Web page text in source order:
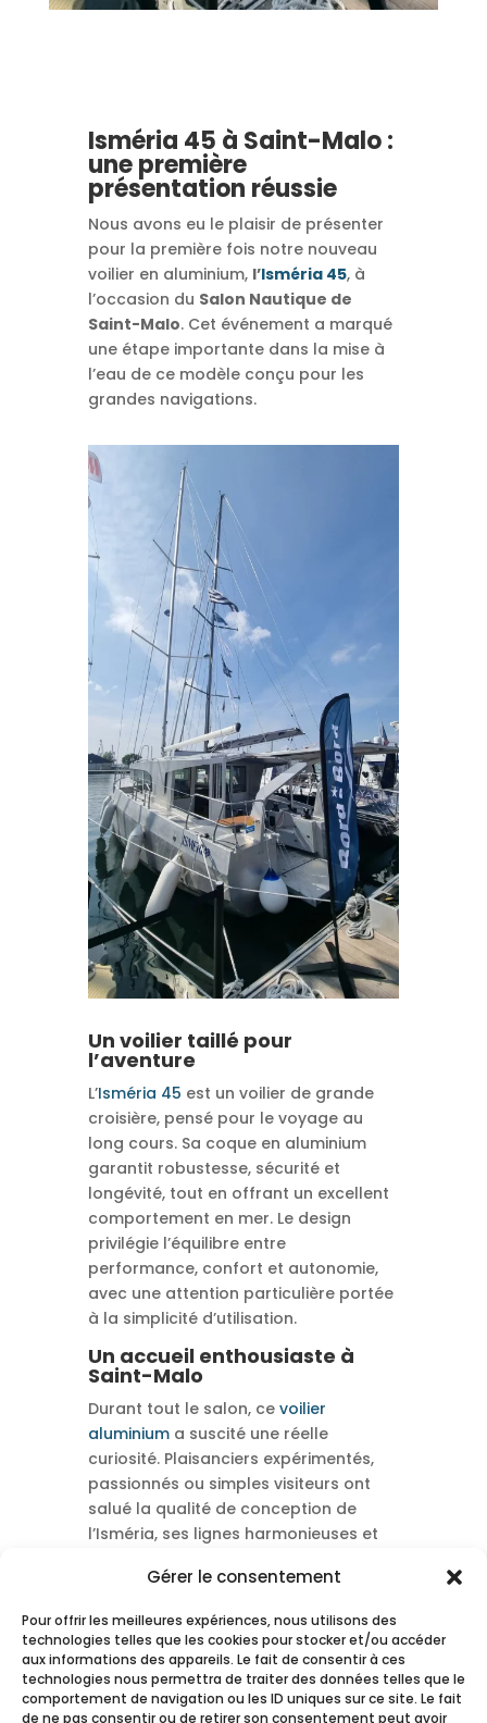
Gérer le consentement
Pour offrir les meilleures expériences, nous utilisons des
technologies telles que les cookies pour stocker et/ou accéder
aux informations des appareils. Le fait de consentir à ces
technologies nous permettra de traiter des données telles que le
comportement de navigation ou les ID uniques sur ce site. Le fait
de ne pas consentir ou de retirer son consentement peut avoir
Isméria 45 à Saint-Malo :
une première
présentation réussie
Nous avons eu le plaisir de présenter
pour la première fois notre nouveau
voilier en aluminium, l’Isméria 45, à
l’occasion du Salon Nautique de
Saint-Malo. Cet événement a marqué
une étape importante dans la mise à
l’eau de ce modèle conçu pour les
grandes navigations.
Un voilier taillé pour
l’aventure
L’Isméria 45 est un voilier de grande
croisière, pensé pour le voyage au
long cours. Sa coque en aluminium
garantit robustesse, sécurité et
longévité, tout en offrant un excellent
comportement en mer. Le design
privilégie l’équilibre entre
performance, confort et autonomie,
avec une attention particulière portée
à la simplicité d’utilisation.
Un accueil enthousiaste à
Saint-Malo
Durant tout le salon, ce voilier
aluminiuma suscité une réelle
curiosité. Plaisanciers expérimentés,
passionnés ou simples visiteurs ont
salué la qualité de conception de
l’Isméria, ses lignes harmonieuses et
à bord. Les échanges que nous avons
eus ont été riches et encourageants.